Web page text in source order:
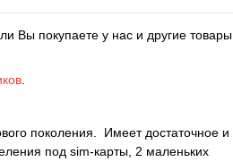
Вы покупаете у нас и другие товары.
.
поколения. Имеет достаточное и
под sim-карты, 2 маленьких